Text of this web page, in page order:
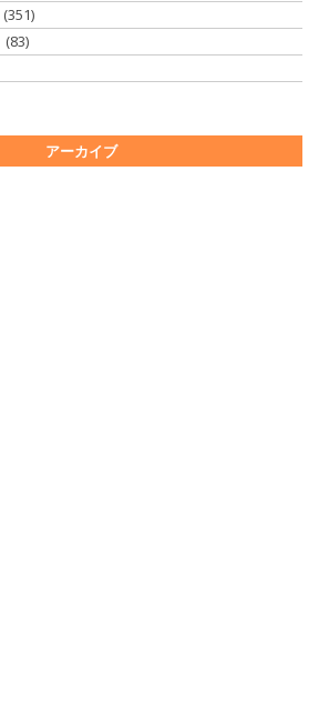
(351)
(83)
アーカイブ